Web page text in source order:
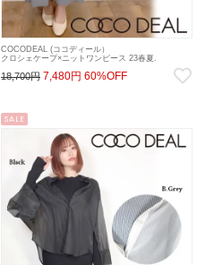
COCODEAL (ココディール）
クロシェケープ×ニットワンピース 23春夏.
18,700円 7,480円 60%OFF
SALE